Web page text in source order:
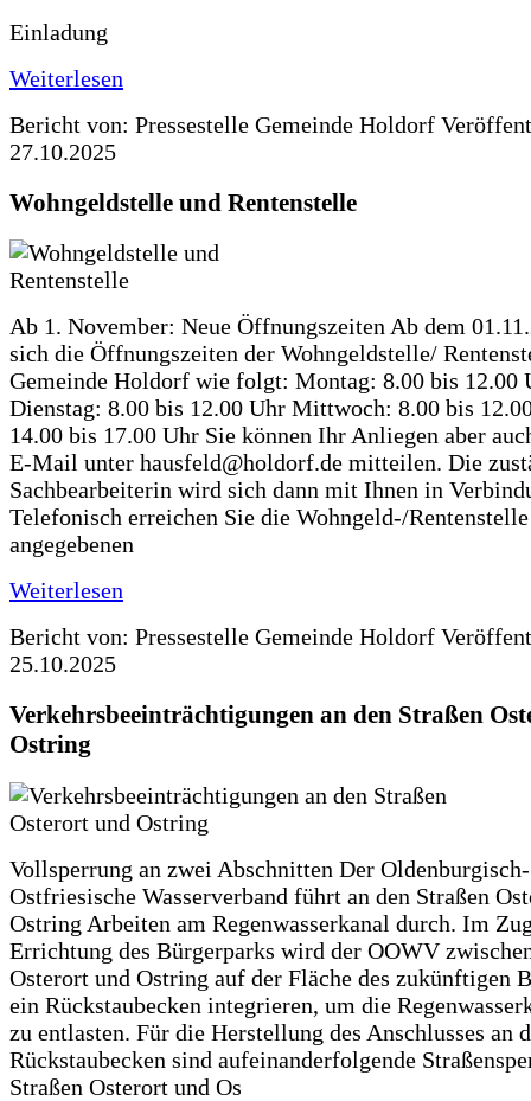
Einladung
Weiterlesen
Bericht von: Pressestelle Gemeinde Holdorf
27.10.2025
Wohngeldstelle und Rentenstelle
Ab 1. November: Neue Öffnungszeiten Ab dem
sich die Öffnungszeiten der Wohngeldstelle/
Gemeinde Holdorf wie folgt: Montag: 8.00 bis 12.00
Dienstag: 8.00 bis 12.00 Uhr Mittwoch: 8.00 bis
14.00 bis 17.00 Uhr Sie können Ihr Anliegen aber
E-Mail unter hausfeld@holdorf.de mitteilen. Die
Sachbearbeiterin wird sich dann mit Ihnen in
Telefonisch erreichen Sie die Wohngeld-/
angegebenen
Weiterlesen
Bericht von: Pressestelle Gemeinde Holdorf
25.10.2025
Verkehrsbeeinträchtigungen an den Straßen
Ostring
Vollsperrung an zwei Abschnitten Der Oldenburgisch-
Ostfriesische Wasserverband führt an den Straßen
Ostring Arbeiten am Regenwasserkanal durch. Im
Errichtung des Bürgerparks wird der OOWV
Osterort und Ostring auf der Fläche des zukünftigen
ein Rückstaubecken integrieren, um die
zu entlasten. Für die Herstellung des Anschlusses an
Rückstaubecken sind aufeinanderfolgende
Straßen Osterort und Os